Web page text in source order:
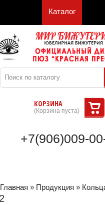
Каталог
КОРЗИНА
(Корзина пуста)
+7(906)009-
Главная » Продукция »